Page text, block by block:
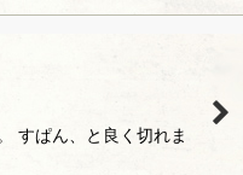
すぱん、と良く切れま